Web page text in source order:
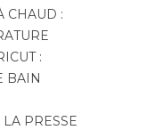
CHAUD :
:
BAIN
PRESSE